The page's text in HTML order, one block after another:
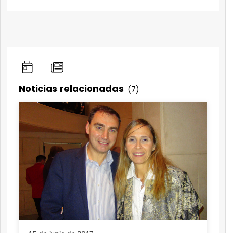
Noticias relacionadas (7)